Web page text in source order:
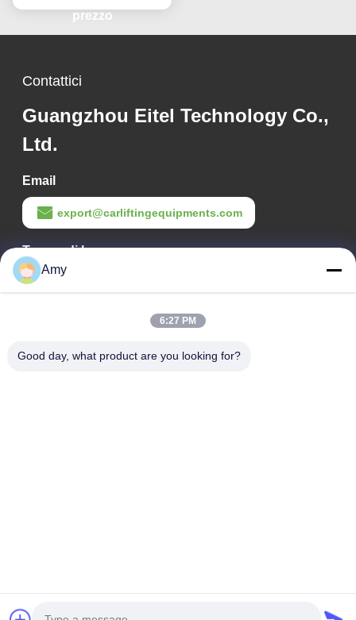
prezzo
Contattici
Guangzhou Eitel Technology Co.,
Ltd.
Email
export@carliftingequipments.com
Tempo di lavoro
09:00-18:00
Strada nazionale 106, distretto di Huadu, città di Guangzhou
Amy
6:27 PM
Good day, what product are you looking for?